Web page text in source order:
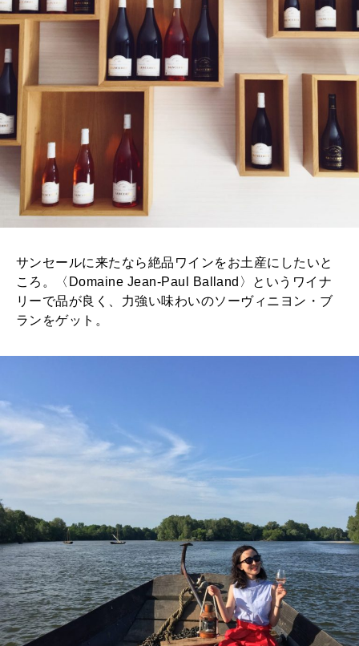
サンセールに来たなら絶品ワインをお土産にしたいと
ころ。〈Domaine Jean-Paul Balland〉というワイナ
リーで品が良く、力強い味わいのソーヴィニヨン・ブ
ランをゲット。